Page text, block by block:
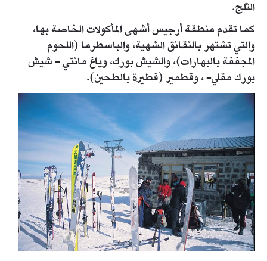
الثلج.
كما تقدم منطقة أرجيس أشهى المأكولات الخاصة بها،
والتي تشتهر بالنقانق الشهية، والباسطرما (اللحوم
المجففة بالبهارات)، والشيش بورك، وياغ مانتي - شيش
بورك مقلي- ، وقطمير (فطيرة بالطحين).